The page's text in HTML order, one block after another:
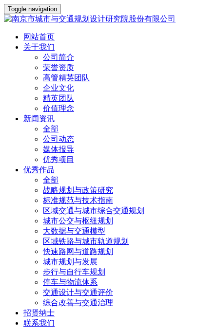
Toggle navigation
网站首页
关于我们
公司简介
荣誉资质
高管精英团队
企业文化
精英团队
价值理念
新闻资讯
全部
公司动态
媒体报导
优秀项目
优秀作品
全部
战略规划与政策研究
标准规范与技术指南
区域交通与城市综合交通规划
城市公交与枢纽规划
大数据与交通模型
区域铁路与城市轨道规划
快速路网与道路规划
城市规划与发展
步行与自行车规划
停车与物流体系
交通设计与交通评价
综合改善与交通治理
招贤纳士
联系我们